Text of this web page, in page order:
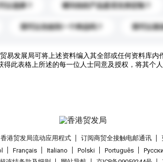
以选择？ 请问你的产品是否支持定制？
我可以先收到一个样品吗？ 我可以添
易发展局可将上述资料编入其全部或任何资料库
此表格上所述的每一位人士同意及授权，将其个
香港贸发局流动应用程式 订阅商贸全接触电邮通讯
Français Italiano Polski Português